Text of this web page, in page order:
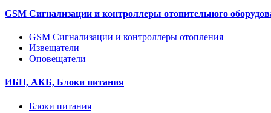
GSM Сигнализации и контроллеры отопительного
GSM Сигнализации и контроллеры отопления
Извещатели
Оповещатели
ИБП, АКБ, Блоки питания
Блоки питания